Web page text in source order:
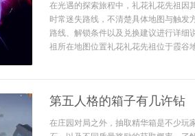
在光遇的探索旅程中，礼花礼花先祖因
时常迷失路线，不清楚具体地图与触发
路线、解锁条件以及兑换建议进行详细
祖所在地图位置礼花礼花先祖位于霞谷
第五人格的箱子有几许钻
在庄园对局之外，抽取精华箱是不少玩